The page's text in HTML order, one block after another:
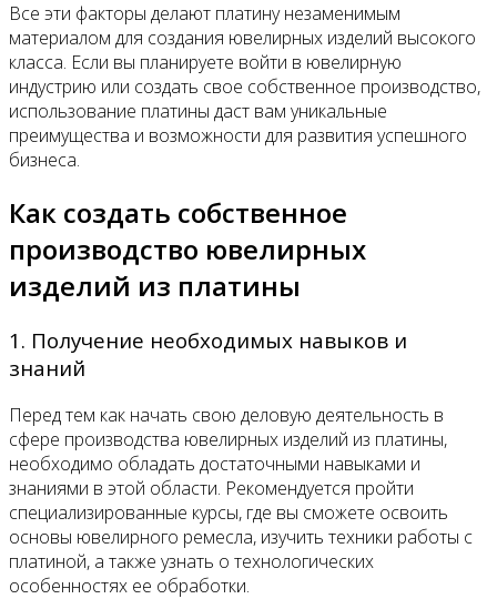
Все эти факторы делают платину незаменимым
материалом для создания ювелирных изделий высокого
класса. Если вы планируете войти в ювелирную
индустрию или создать свое собственное производство,
использование платины даст вам уникальные
преимущества и возможности для развития успешного
бизнеса.
Как создать собственное
производство ювелирных
изделий из платины
1. Получение необходимых навыков и
знаний
Перед тем как начать свою деловую деятельность в
сфере производства ювелирных изделий из платины,
необходимо обладать достаточными навыками и
знаниями в этой области. Рекомендуется пройти
специализированные курсы, где вы сможете освоить
основы ювелирного ремесла, изучить техники работы с
платиной, а также узнать о технологических
особенностях ее обработки.